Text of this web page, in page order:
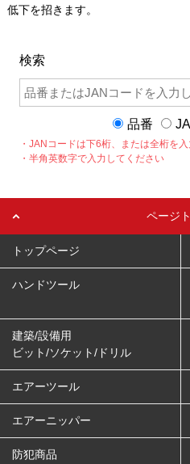
低下を招きます。
検索
品番
・JANコードは下6桁、または全桁を
・半角英数字で入力してください
ページ
トップページ
ハンドツール
建築/設備用
ビット/ソケット/ドリル
エアーツール
エアーニッパー
防犯商品